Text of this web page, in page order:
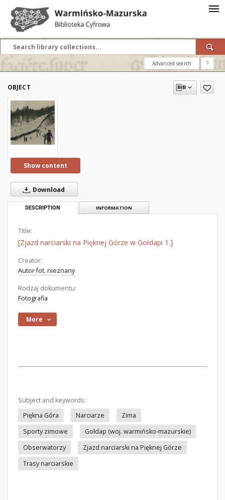
Advanced search ?
OBJECT
Show content
Download
DESCRIPTION INFORMATION
Title:
[Zjazd narciarski na Pięknej Górze w Gołdapi 1.]
Creator:
Autor fot. nieznany
Rodzaj dokumentu:
Fotografia
More
Subject and keywords:
Piękna Góra
Narciarze
Zima
Sporty zimowe
Gołdap (woj. warmińsko-mazurskie)
Obserwatorzy
Zjazd narciarski na Pięknej Górze
Trasy narciarskie